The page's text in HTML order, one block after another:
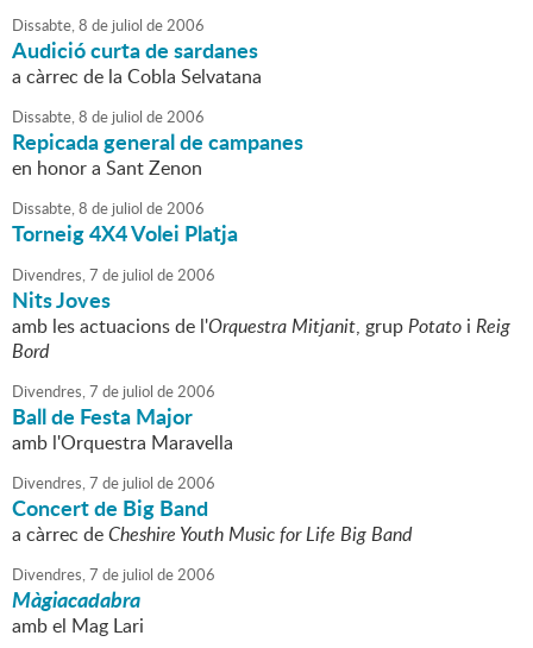
Dissabte,8 de juliol de2006
Audició curta de sardanes
a càrrec de la Cobla Selvatana
Dissabte,8 de juliol de2006
Repicada general de campanes
en honor a Sant Zenon
Dissabte,8 de juliol de2006
Torneig 4X4 Volei Platja
Divendres,7 de juliol de2006
Nits Joves
amb les actuacions de l'Orquestra Mitjanit, grupPotato i Reig
Bord
Divendres,7 de juliol de2006
Ball de Festa Major
amb l'Orquestra Maravella
Divendres,7 de juliol de2006
Concert de Big Band
a càrrec deCheshire Youth Music for Life Big Band
Divendres,7 de juliol de2006
Màgiacadabra
amb el Mag Lari